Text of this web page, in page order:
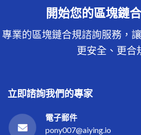
開始您的區塊鏈
專業的區塊鏈合規諮詢服務，
更安全、更合
立即諮詢我們的專家
電子郵件
pony007@aiying.io